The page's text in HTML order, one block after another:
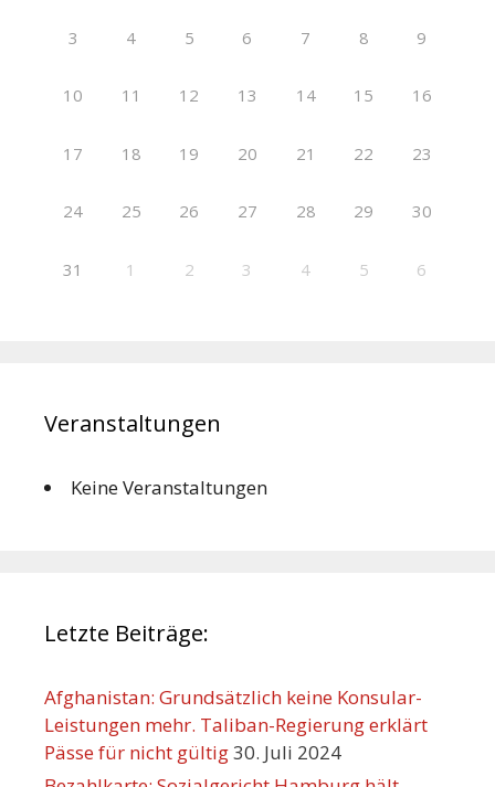
3 4 5 6 7 8 9
10 11 12 13 14 15 16
17 18 19 20 21 22 23
24 25 26 27 28 29 30
31 1 2 3 4 5 6
Veranstaltungen
Keine Veranstaltungen
Letzte Beiträge:
Afghanistan: Grundsätzlich keine Konsular-
Leistungen mehr. Taliban-Regierung erklärt
Pässe für nicht gültig30. Juli 2024